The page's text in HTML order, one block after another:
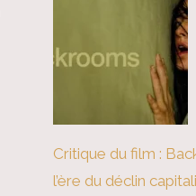
Critique du film :
l’ère du déclin